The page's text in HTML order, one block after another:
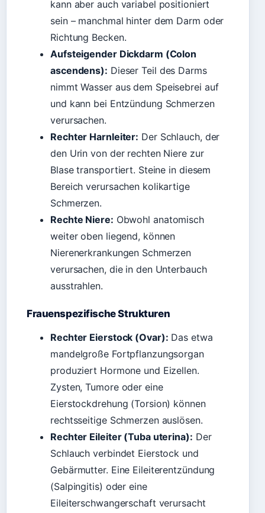
kann aber auch variabel positioniert
sein – manchmal hinter dem Darm oder
Richtung Becken.
Aufsteigender Dickdarm (Colon
ascendens): Dieser Teil des Darms
nimmt Wasser aus dem Speisebrei auf
und kann bei Entzündung Schmerzen
verursachen.
Rechter Harnleiter: Der Schlauch, der
den Urin von der rechten Niere zur
Blase transportiert. Steine in diesem
Bereich verursachen kolikartige
Schmerzen.
Rechte Niere: Obwohl anatomisch
weiter oben liegend, können
Nierenerkrankungen Schmerzen
verursachen, die in den Unterbauch
ausstrahlen.
Frauenspezifische Strukturen
Rechter Eierstock (Ovar): Das etwa
mandelgroße Fortpflanzungsorgan
produziert Hormone und Eizellen.
Zysten, Tumore oder eine
Eierstockdrehung (Torsion) können
rechtsseitige Schmerzen auslösen.
Rechter Eileiter (Tuba uterina): Der
Schlauch verbindet Eierstock und
Gebärmutter. Eine Eileiterentzündung
(Salpingitis) oder eine
Eileiterschwangerschaft verursacht